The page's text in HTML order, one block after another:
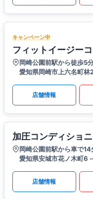
キャンペーン中
フィットイージー
岡崎公園前駅から徒歩5
愛知県岡崎市上六名町林
店舗情報
加圧コンディショ
岡崎公園前駅から車で14
愛知県安城市花ノ木町6
店舗情報